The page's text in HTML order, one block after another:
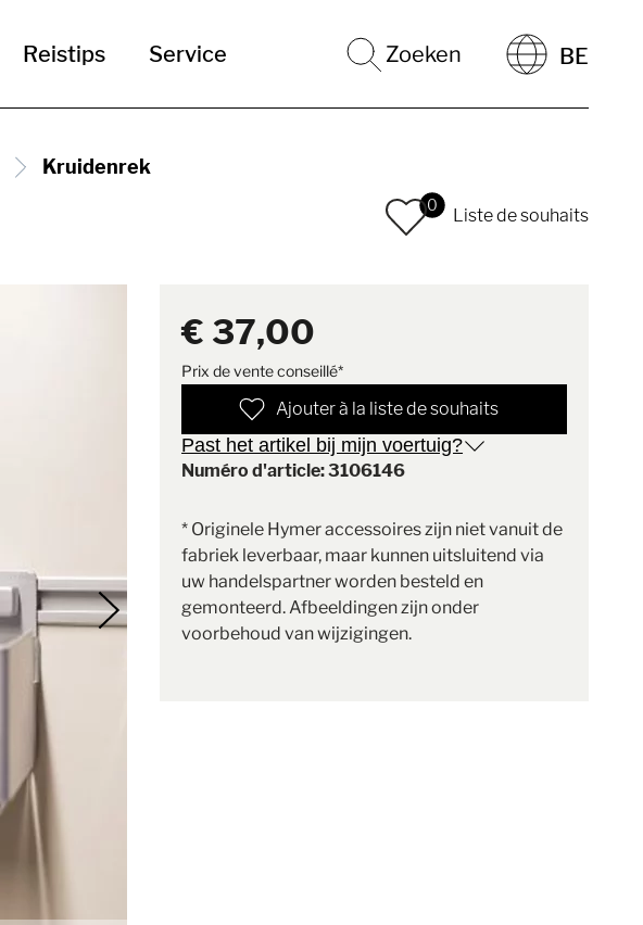
Reistips Service Zoeken BE
Kruidenrek
0
Liste de souhaits
€ 37,00
Prix de vente conseillé*
Ajouter à la liste de souhaits
Past het artikel bij mijn voertuig?
Numéro d'article: 3106146
* Originele Hymer accessoires zijn niet vanuit de
fabriek leverbaar, maar kunnen uitsluitend via
uw handelspartner worden besteld en
gemonteerd. Afbeeldingen zijn onder
voorbehoud van wijzigingen.